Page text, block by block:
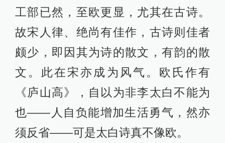
工部已然，至欧更显，尤其在古诗。
故宋人律、绝尚有佳作，古诗则佳者
颇少，即因其为诗的散文，有韵的散
文。此在宋亦成为风气。欧氏作有
《庐山高》，自以为非李太白不能为
也——人自负能增加生活勇气，然亦
须反省——可是太白诗真不像欧。